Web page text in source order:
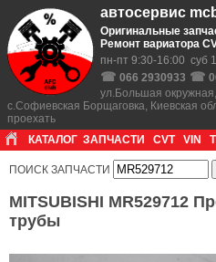
автосервис
Оригинальные
Ремонт вариатора
пн-пт 9:30-16:00 суб
☎ 066 2930933 ☎
ул.Большая
с.Софиевская Борщаговка, Киевская
проехать
КАТАЛОГ ЗАПЧАСТИ CVT VIN
ПОИСК ЗАПЧАСТИ
MITSUBISHI MR529712
трубы